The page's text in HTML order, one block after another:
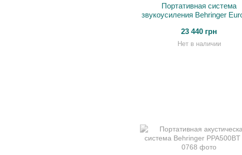
Портативная система
звукоусиления Behringer
23 440 грн
Нет в наличии